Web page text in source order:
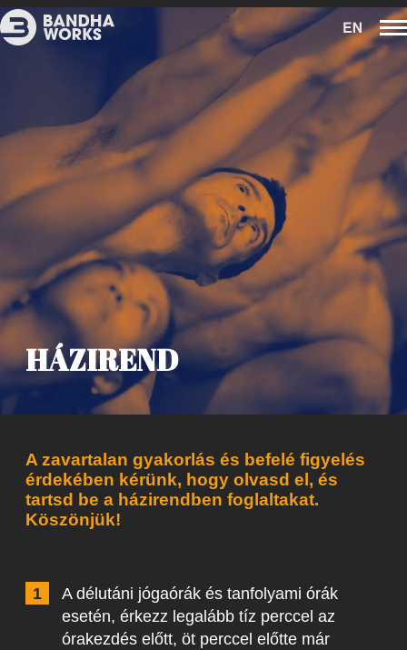
HÁZIREND
A zavartalan gyakorlás és befelé figyelés
érdekében kérünk, hogy olvasd el, és
tartsd be a házirendben foglaltakat.
Köszönjük!
A délutáni jógaórák és tanfolyami órák
esetén, érkezz legalább tíz perccel az
órakezdés előtt, öt perccel előtte már